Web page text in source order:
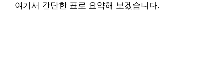
여기서 간단한 표로 요약해 보겠습니다.